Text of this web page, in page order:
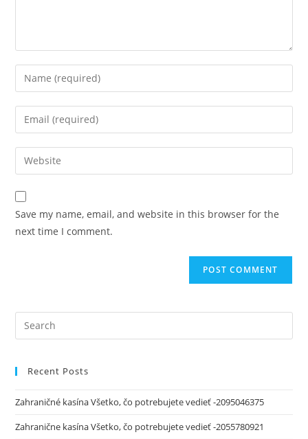
Save my name, email, and website in this browser for the
next time I comment.
Recent Posts
Zahraničné kasína Všetko, čo potrebujete vedieť -2095046375
Zahranične kasína Všetko, čo potrebujete vedieť -2055780921